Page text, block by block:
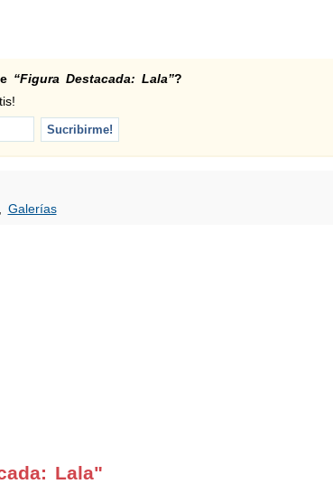
“Figura Destacada: Lala”?
Galerías
Lala"